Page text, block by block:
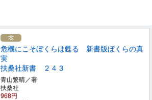
危機にこそぼくらは甦る 新書版ぼくらの真
実
扶桑社新書 ２４３
青山繁晴／著
扶桑社
968円